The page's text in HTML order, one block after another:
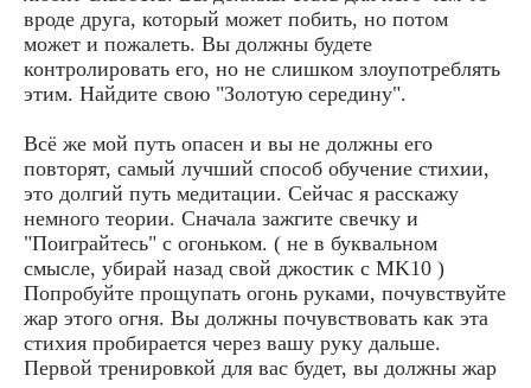
вроде друга, который может побить, но потом
может и пожалеть. Вы должны будете
контролировать его, но не слишком злоупотреблять
этим. Найдите свою "Золотую середину".
Всё же мой путь опасен и вы не должны его
повторят, самый лучший способ обучение стихии,
это долгий путь медитации. Сейчас я расскажу
немного теории. Сначала зажгите свечку и
"Поиграйтесь" с огоньком. ( не в буквальном
смысле, убирай назад свой джостик с MK10 )
Попробуйте прощупать огонь руками, почувствуйте
жар этого огня. Вы должны почувствовать как эта
стихия пробирается через вашу руку дальше.
Первой тренировкой для вас будет, вы должны жар